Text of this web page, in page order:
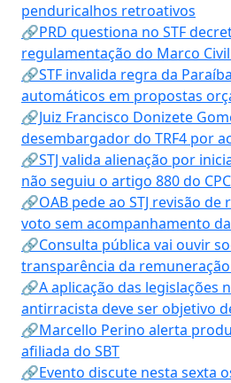
penduricalhos retroativos
🔗PRD questiona no STF
regulamentação do Marco
🔗STF invalida regra da
automáticos em propostas
🔗Juiz Francisco Donizete
desembargador do TRF4 por
🔗STJ valida alienação por
não seguiu o artigo 880 do CPC
🔗OAB pede ao STJ revisão
voto sem acompanhamento
🔗Consulta pública vai ouvir
transparência da
🔗A aplicação das legislações
antirracista deve ser objetivo
🔗Marcello Perino alerta
afiliada do SBT
🔗Evento discute nesta sexta